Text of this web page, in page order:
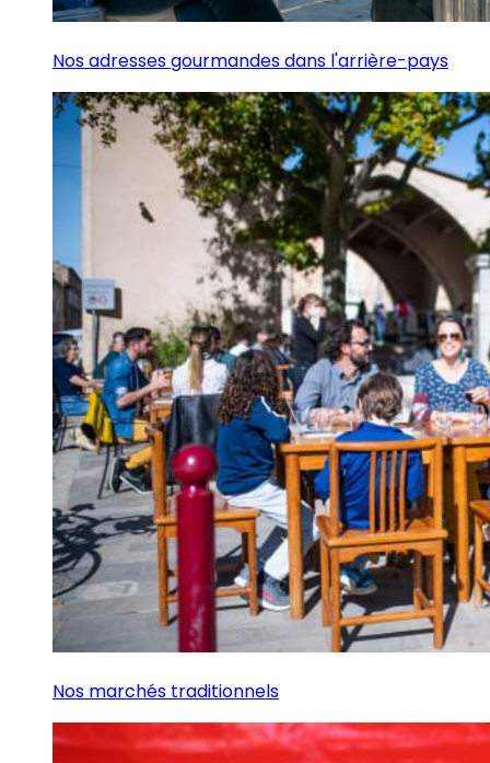
Nos adresses gourmandes dans l'arrière-pays
Nos marchés traditionnels